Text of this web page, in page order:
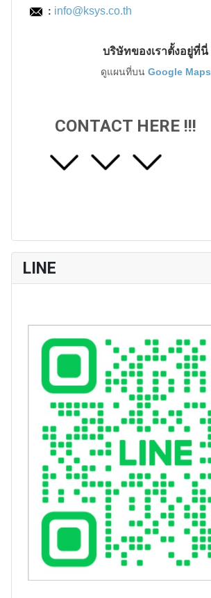
: info@ksys.co.th
บริษัทของเราตั้งอยู่ที่นี่
ดูแผนที่บน Google Maps
CONTACT HERE !!!
LINE